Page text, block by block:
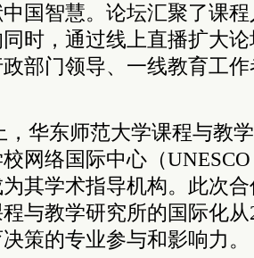
国智慧。论坛汇聚了课
时，通过线上直播扩大
部门领导、一线教育工
，华东师范大学课程与教
网络国际中心（
其学术指导机构。此次
与教学研究所的国际化
策的专业参与和影响力。